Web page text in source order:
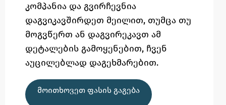
კომპანია და გვირჩევნია
დაგვიკავშირდეთ მეილით, თუმცა თუ
მოგვწერთ ან დაგვირეკავთ ამ
დეტალების გამოყენებით, ჩვენ
აუცილებლად დაგეხმარებით.
ᲛᲝᲘᲗᲮᲝᲕᲔᲗ ᲤᲐᲡᲘᲡ ᲒᲐᲒᲔᲑᲐ